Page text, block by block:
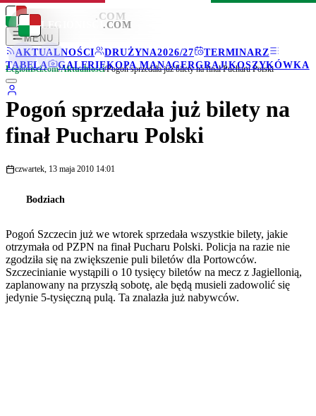
LEGIONISCI .COM
MENU
AKTUALNOŚCI
DRUŻYNA2026/27
TERMINARZ
TABELA
GALERIEKOPA MANAGERGRAJ!KOSZYKÓWKA
LEGIONISCI .COM
Legionisci.com/Aktualności/Pogoń sprzedała już bilety na finał Pucharu Polski
Pogoń sprzedała już bilety na
finał Pucharu Polski
czwartek, 13 maja 2010 14:01
Bodziach
Pogoń Szczecin już we wtorek sprzedała wszystkie bilety, jakie
otrzymała od PZPN na finał Pucharu Polski. Policja na razie nie
zgodziła się na zwiększenie puli biletów dla Portowców.
Szczecinianie wystąpili o 10 tysięcy biletów na mecz z Jagiellonią,
zaplanowany na przyszłą sobotę, ale będą musieli zadowolić się
jedynie 5-tysięczną pulą. Ta znalazła już nabywców.